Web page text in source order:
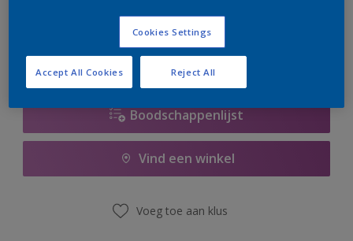
er hard aan om de voorraad aan te vullen.
Boodschappenlijst
Vind een winkel
Voeg toe aan klus
Cookies Settings
Reject All
Accept All Cookies